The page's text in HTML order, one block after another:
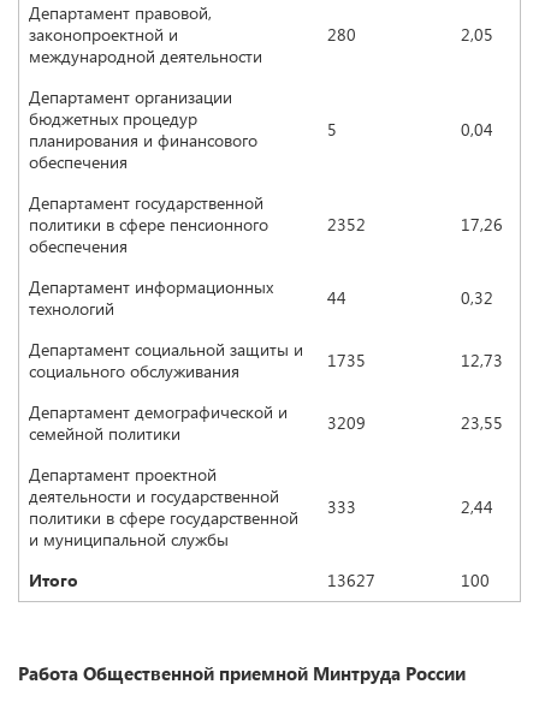
Департамент правовой,
законопроектной и
международной деятельности
280 2,05
Департамент организации
бюджетных процедур
планирования и финансового
обеспечения
5 0,04
Департамент государственной
политики в сфере пенсионного
обеспечения
2352 17,26
Департамент информационных
технологий
44 0,32
Департамент социальной защиты и
социального обслуживания
1735 12,73
Департамент демографической и
семейной политики
3209 23,55
Департамент проектной
деятельности и государственной
политики в сфере государственной
и муниципальной службы
333 2,44
Итого 13627 100
Работа Общественной приемной Минтруда России